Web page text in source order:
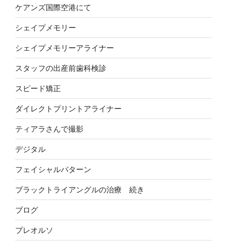
ケアンズ国際空港にて
シェイプメモリー
シェイプメモリーアライナー
スタッフの出産前歯科検診
スピード矯正
ダイレクトプリントアライナー
ティアラさんで撮影
デジタル
フェイシャルパターン
ブラックトライアングルの治療 続き
ブログ
プレオルソ